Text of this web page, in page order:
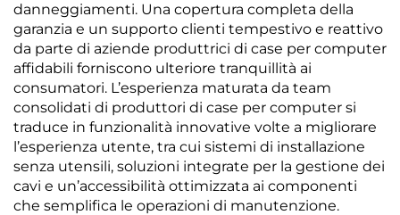
danneggiamenti. Una copertura completa della
garanzia e un supporto clienti tempestivo e reattivo
da parte di aziende produttrici di case per computer
affidabili forniscono ulteriore tranquillità ai
consumatori. L’esperienza maturata da team
consolidati di produttori di case per computer si
traduce in funzionalità innovative volte a migliorare
l’esperienza utente, tra cui sistemi di installazione
senza utensili, soluzioni integrate per la gestione dei
cavi e un’accessibilità ottimizzata ai componenti
che semplifica le operazioni di manutenzione.